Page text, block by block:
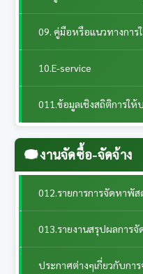
09. คู่มือหรือแนวทางกา
10.E-service
011.ข้อมูลเชิงสถิติการให้
งานจัดซื้อ-จัดจ้าง
012.รายการการจัดหาพั
013.รายงานสรุปผลการ
ประกาศต่างๆเกี่ยวกับก